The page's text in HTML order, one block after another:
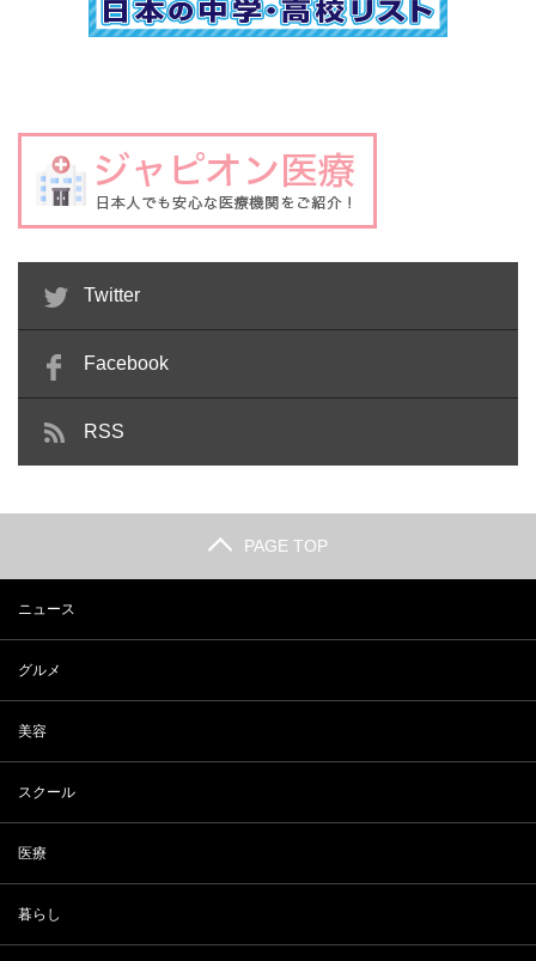
Twitter
Facebook
RSS
PAGE TOP
ニュース
グルメ
美容
スクール
医療
暮らし